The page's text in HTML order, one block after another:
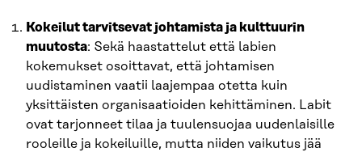
Kokeilut tarvitsevat johtamista ja kulttuurin
muutosta: Sekä haastattelut että labien
kokemukset osoittavat, että johtamisen
uudistaminen vaatii laajempaa otetta kuin
yksittäisten organisaatioiden kehittäminen. Labit
ovat tarjonneet tilaa ja tuulensuojaa uudenlaisille
rooleille ja kokeiluille, mutta niiden vaikutus jää